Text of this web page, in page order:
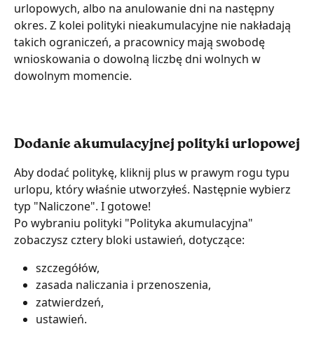
urlopowych, albo na anulowanie dni na następny
okres. Z kolei polityki nieakumulacyjne nie nakładają
takich ograniczeń, a pracownicy mają swobodę
wnioskowania o dowolną liczbę dni wolnych w
dowolnym momencie.
Dodanie akumulacyjnej polityki urlopowej
Aby dodać politykę, kliknij plus w prawym rogu typu
urlopu, który właśnie utworzyłeś. Następnie wybierz
typ "Naliczone". I gotowe!
Po wybraniu polityki "Polityka akumulacyjna"
zobaczysz cztery bloki ustawień, dotyczące:
szczegółów,
zasada naliczania i przenoszenia,
zatwierdzeń,
ustawień.